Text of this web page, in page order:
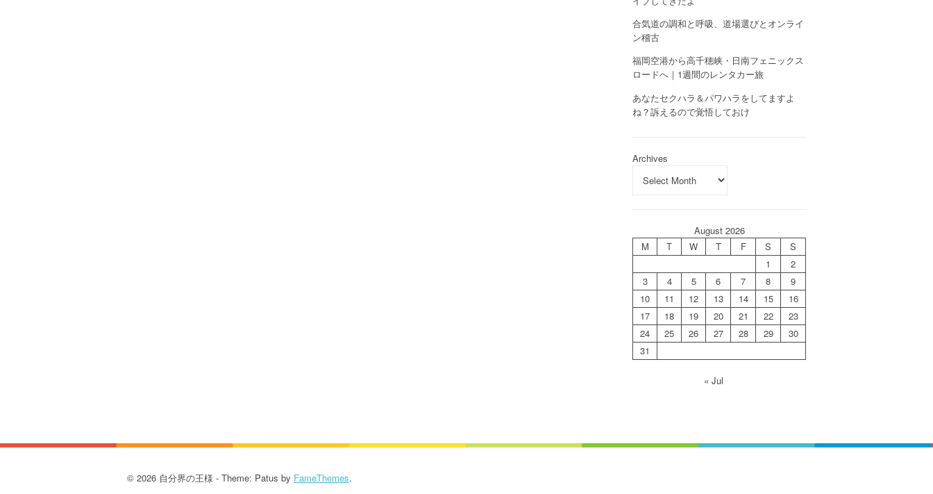
合気道の調和と呼吸、道場選びとオンライ
ン稽古
福岡空港から高千穂峡・日南フェニックス
ロードへ｜1週間のレンタカー旅
あなたセクハラ＆パワハラをしてますよ
ね？訴えるので覚悟しておけ
Archives
August 2026
M
T W T F S
S
1
2
3
4 5 6 7 8
9
10
11 12 13 14 15
16
17
18 19 20 21 22
23
24
25 26 27 28 29
30
31
« Jul
© 2026 自分界の王様 - Theme: Patus by FameThemes.